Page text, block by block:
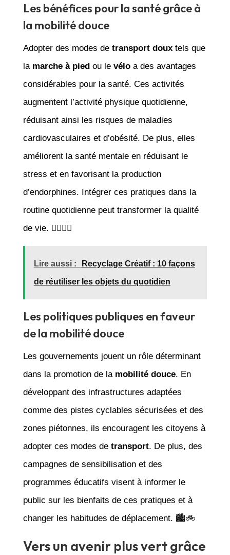
Les bénéfices pour la santé grâce à
la mobilité douce
Adopter des modes de transport douxtels que
la marche à piedou le véloa des avantages
considérables pour la santé. Ces activités
augmentent l’activité physique quotidienne,
réduisant ainsi les risques de maladies
cardiovasculaires et d’obésité. De plus, elles
améliorent la santé mentale en réduisant le
stress et en favorisant la production
d’endorphines. Intégrer ces pratiques dans la
routine quotidienne peut transformer la qualité
de vie. 🚶‍♂️🚴‍♀️
Lire aussi : Recyclage Créatif : 10 façons
de réutiliser les objets du quotidien
Les politiques publiques en faveur
de la mobilité douce
Les gouvernements jouent un rôle déterminant
dans la promotion de la mobilité douce. En
développant des infrastructures adaptées
comme des pistes cyclables sécurisées et des
zones piétonnes, ils encouragent les citoyens à
adopter ces modes de transport. De plus, des
campagnes de sensibilisation et des
programmes éducatifs visent à informer le
public sur les bienfaits de ces pratiques et à
changer les habitudes de déplacement. 🏙️🚲
Vers un avenir plus vert grâce